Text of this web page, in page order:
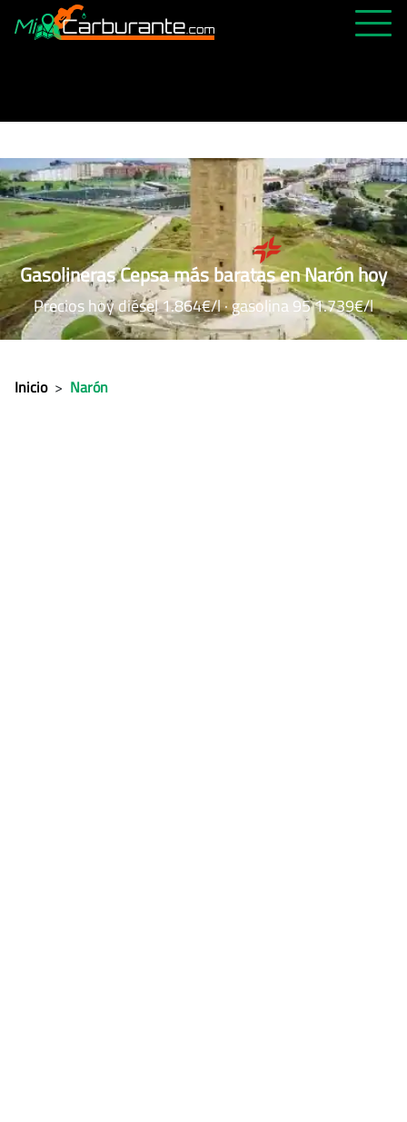
ABIERTAS 24H
ÚLTIMAS MATRÍCULAS
FAVORITAS
Gasolineras Cepsa más baratas en Narón hoy
Precios hoy diésel 1.864€/l · gasolina 95 1.739€/l
Inicio > Narón